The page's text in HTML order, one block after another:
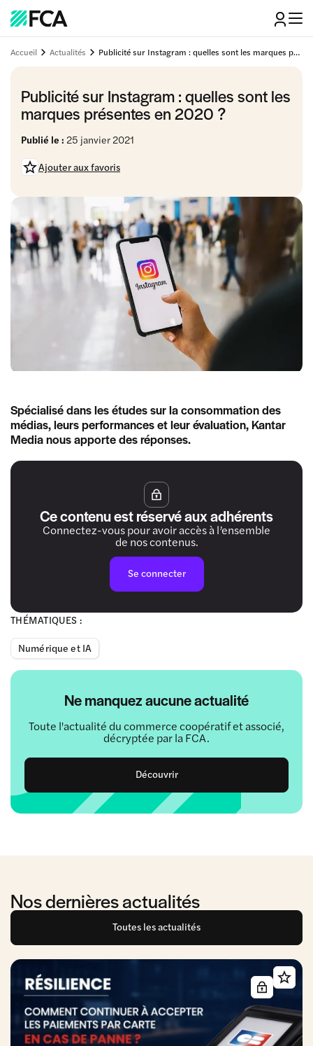
Accueil Actualités Publicité sur Instagram : quelles sont les marques présentes en 2020 ?
Publicité sur Instagram : quelles sont les
marques présentes en 2020 ?
Publié le : 25 janvier 2021
Ajouter aux favoris
THÉMATIQUES :
Numérique et IA
Ne manquez aucune actualité
Toute l'actualité du commerce coopératif et associé,
décryptée par la FCA.
Découvrir
Spécialisé dans les études sur la consommation des
médias, leurs performances et leur évaluation, Kantar
Media nous apporte des réponses.
Ce contenu est réservé aux adhérents
Connectez-vous pour avoir accès à l’ensemble
de nos contenus.
Se connecter
Nos dernières actualités
Toutes les actualités